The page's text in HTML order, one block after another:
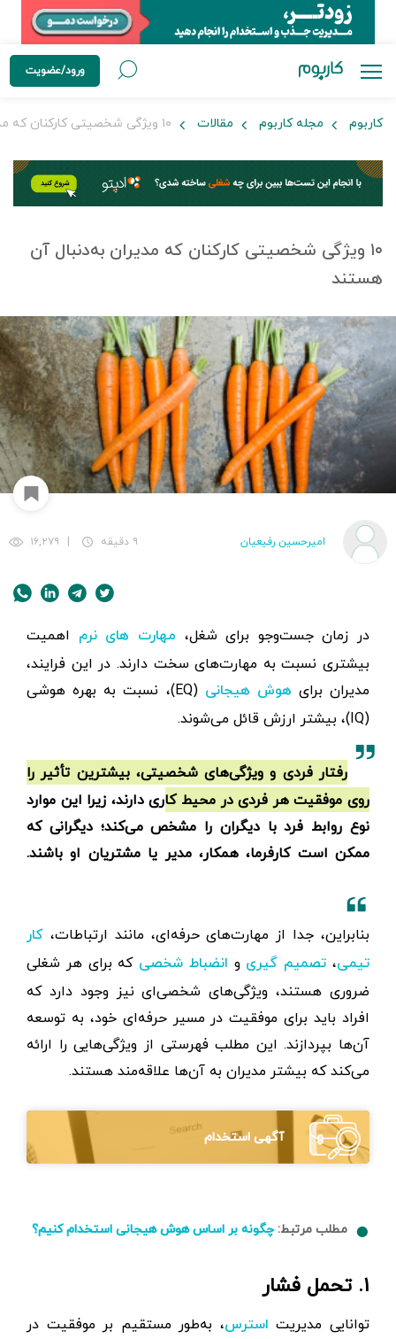
ورود/عضویت
کاربوم مجله کاربوم مقالات
۱۰ ویژگی شخصیتی کارکنان که مدیران به‌دنبال آن
هستند
امیرحسین رفیعیان ۹ دقیقه ۱۶,۲۷۹
در زمان جست‌وجو برای شغل، مهارت های نرم اهمیت
بیشتری نسبت به مهارت‌های سخت دارند. در این فرایند،
مدیران برای هوش هیجانی
(EQ)، نسبت به بهره هوشی
(IQ)، بیشتر ارزش قائل می‌شوند.
رفتار فردی و ویژگی‌های شخصیتی، بیشترین تأثیر را
روی موفقیت هر فردی در محیط کاری دارند، زیرا این موارد
نوع روابط فرد با دیگران را مشخص می‌کند؛ دیگرانی که
ممکن است کارفرما، همکار، مدیر یا مشتریان او باشند.
بنابراین، جدا از مهارت‌های حرفه‌ای، مانند ارتباطات، کار
تیمی، تصمیم گیری و انضباط شخصی که برای هر شغلی
ضروری هستند، ویژگی‌های شخصی‌ای نیز وجود دارد که
افراد باید برای موفقیت در مسیر حرفه‌ای خود، به توسعه
آن‌ها بپردازند. این مطلب فهرستی از ویژگی‌هایی را ارائه
می‌کند که بیشتر مدیران به آن‌ها علاقه‌مند هستند.
آگهی استخدام
مطلب مرتبط:چگونه بر اساس هوش هیجانی استخدام کنیم؟
۱. تحمل فشار
توانایی مدیریت استرس، به‌طور مستقیم بر موفقیت در